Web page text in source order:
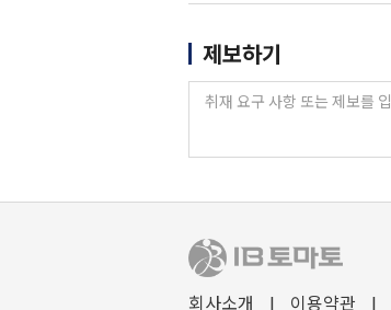
제보하기
회사소개 I 이용약관 I